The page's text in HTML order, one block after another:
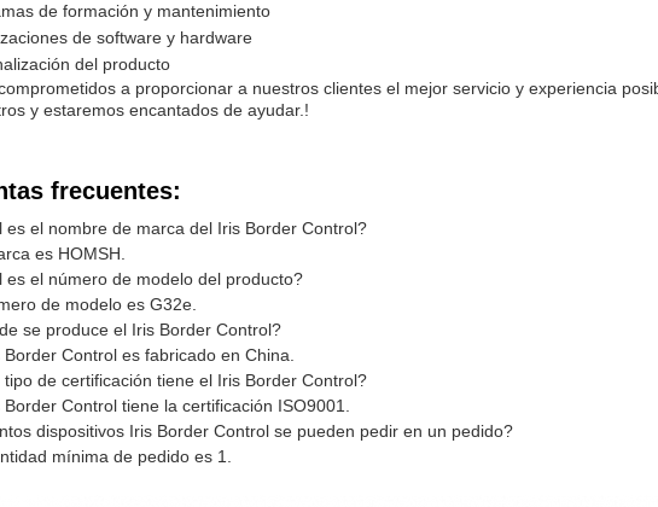
de formación y mantenimiento
de software y hardware
del producto
a proporcionar a nuestros clientes el mejor servicio y experiencia
y estaremos encantados de ayudar.!
frecuentes:
es el nombre de marca del Iris Border Control?
es HOMSH.
es el número de modelo del producto?
de modelo es G32e.
se produce el Iris Border Control?
Border Control es fabricado en China.
tipo de certificación tiene el Iris Border Control?
Border Control tiene la certificación ISO9001.
dispositivos Iris Border Control se pueden pedir en un pedido?
mínima de pedido es 1.